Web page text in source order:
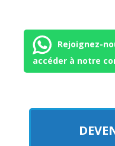
Rejoignez-
accéder à notre